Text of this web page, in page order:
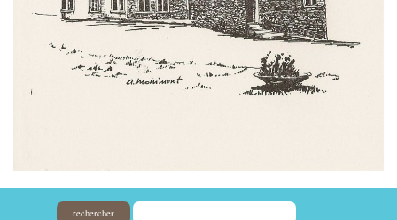
rechercher